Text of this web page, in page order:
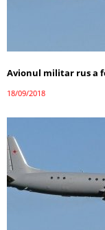
Avionul militar rus a
18/09/2018